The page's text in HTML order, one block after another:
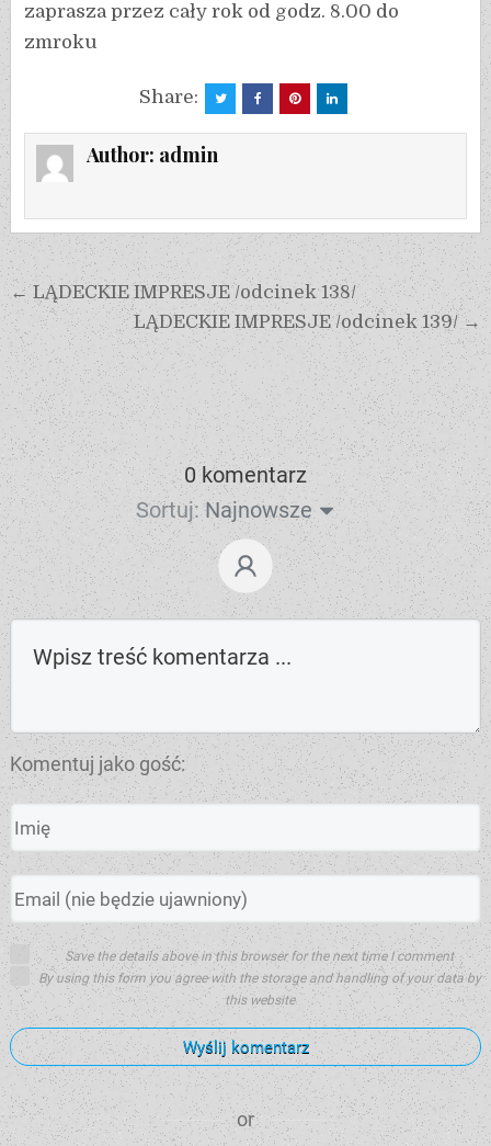
zaprasza przez cały rok od godz. 8.00 do
zmroku
Share:
Author: admin
← LĄDECKIE IMPRESJE /odcinek 138/
LĄDECKIE IMPRESJE /odcinek 139/ →
0 komentarz
Sortuj: Najnowsze
Komentuj jako gość:
Save the details above in this browser for the next time I comment
By using this form you agree with the storage and handling of your data by
this website
Wyślij komentarz
or